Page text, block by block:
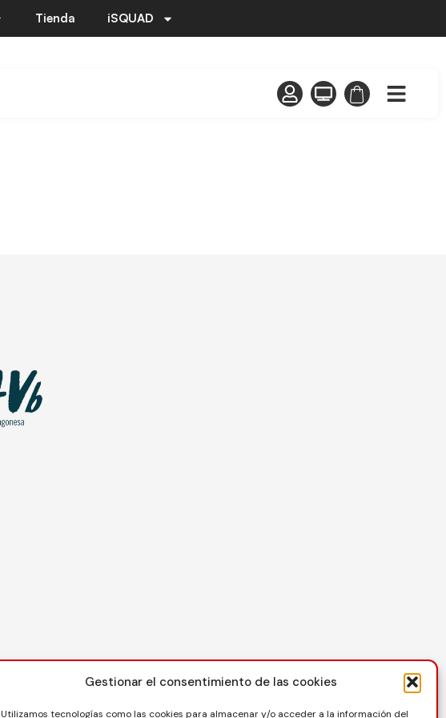
Gestionar el consentimiento de las cookies
Utilizamos tecnologías como las cookies para almacenar y/o acceder a la información del
Tienda iSQUAD
Contacto